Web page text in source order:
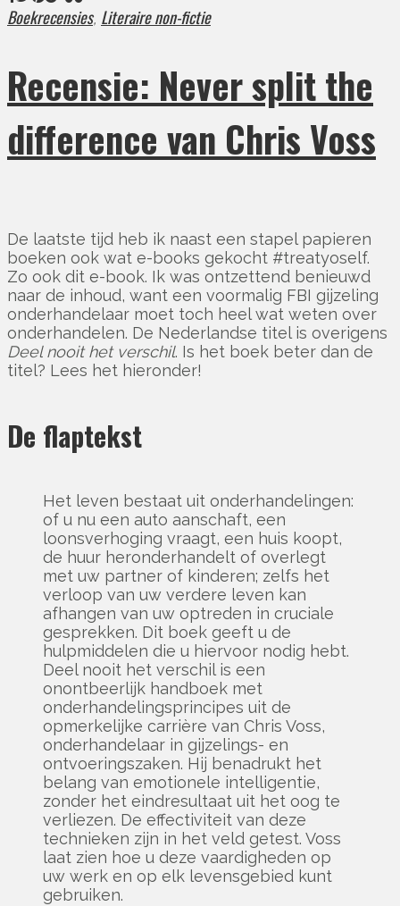
Boekrecensies, Literaire non-fictie
Recensie: Never split the
difference van Chris Voss
De laatste tijd heb ik naast een stapel papieren
boeken ook wat e-books gekocht #treatyoself.
Zo ook dit e-book. Ik was ontzettend benieuwd
naar de inhoud, want een voormalig FBI gijzeling
onderhandelaar moet toch heel wat weten over
onderhandelen. De Nederlandse titel is overigens
Deel nooit het verschil. Is het boek beter dan de
titel? Lees het hieronder!
De flaptekst
Het leven bestaat uit onderhandelingen:
of u nu een auto aanschaft, een
loonsverhoging vraagt, een huis koopt,
de huur heronderhandelt of overlegt
met uw partner of kinderen; zelfs het
verloop van uw verdere leven kan
afhangen van uw optreden in cruciale
gesprekken. Dit boek geeft u de
hulpmiddelen die u hiervoor nodig hebt.
Deel nooit het verschil is een
onontbeerlijk handboek met
onderhandelingsprincipes uit de
opmerkelijke carrière van Chris Voss,
onderhandelaar in gijzelings- en
ontvoeringszaken. Hij benadrukt het
belang van emotionele intelligentie,
zonder het eindresultaat uit het oog te
verliezen. De effectiviteit van deze
technieken zijn in het veld getest. Voss
laat zien hoe u deze vaardigheden op
uw werk en op elk levensgebied kunt
gebruiken.